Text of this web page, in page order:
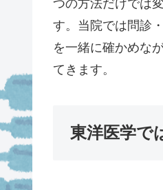
つの方法だけでは
す。当院では問診
を一緒に確かめな
てきます。
東洋医学で